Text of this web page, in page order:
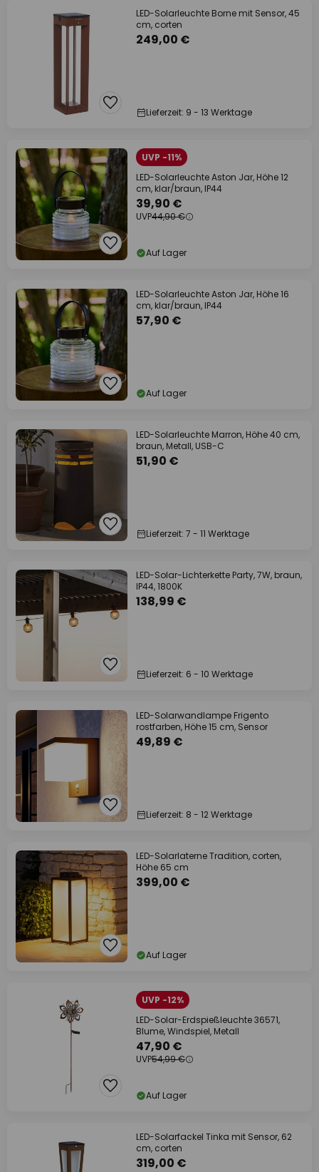
LED-Solarleuchte Borne mit Sensor, 45
cm, corten
249,00 €
Lieferzeit: 9 - 13 Werktage
UVP -11%
LED-Solarleuchte Aston Jar, Höhe 12
cm, klar/braun, IP44
39,90 €
UVP44,90 €
Auf Lager
LED-Solarleuchte Aston Jar, Höhe 16
cm, klar/braun, IP44
57,90 €
Auf Lager
LED-Solarleuchte Marron, Höhe 40 cm,
braun, Metall, USB-C
51,90 €
Lieferzeit: 7 - 11 Werktage
LED-Solar-Lichterkette Party, 7W, braun,
IP44, 1800K
138,99 €
Lieferzeit: 6 - 10 Werktage
LED-Solarwandlampe Frigento
rostfarben, Höhe 15 cm, Sensor
49,89 €
Lieferzeit: 8 - 12 Werktage
LED-Solarlaterne Tradition, corten,
Höhe 65 cm
399,00 €
Auf Lager
UVP -12%
LED-Solar-Erdspießleuchte 36571,
Blume, Windspiel, Metall
47,90 €
UVP54,99 €
Auf Lager
LED-Solarfackel Tinka mit Sensor, 62
cm, corten
319,00 €